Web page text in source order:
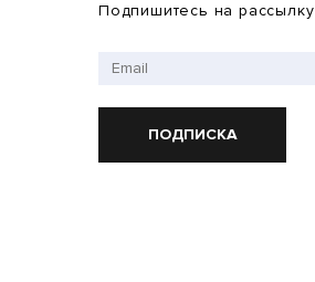
Подпишитесь на рассылку
ПОДПИСКА